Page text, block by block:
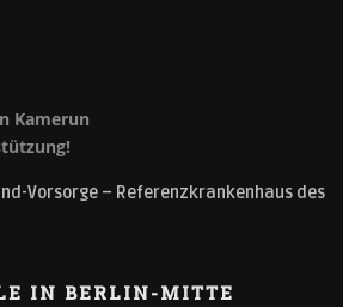
Kamerun
Vorsorge – Referenzkrankenhaus des
IN BERLIN-MITTE